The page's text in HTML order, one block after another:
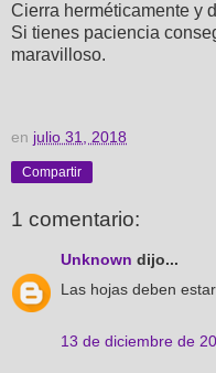
Cierra herméticamente y
Si tienes paciencia
maravilloso.
en julio 31, 2018
Compartir
1 comentario:
Unknown dijo...
Las hojas deben
13 de diciembre de